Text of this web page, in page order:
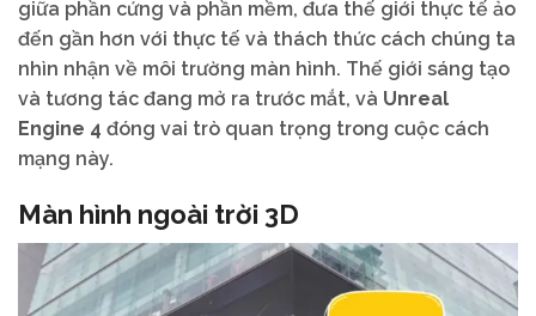
giữa phần cứng và phần mềm, đưa thế giới thực tế ảo
đến gần hơn với thực tế và thách thức cách chúng ta
nhìn nhận về môi trường màn hình. Thế giới sáng tạo
và tương tác đang mở ra trước mắt, và Unreal
Engine 4 đóng vai trò quan trọng trong cuộc cách
mạng này.
Màn hình ngoài trời 3D